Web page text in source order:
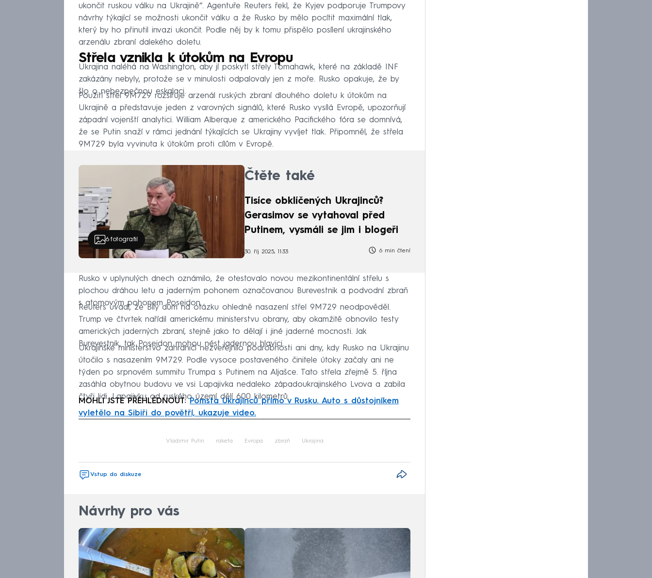
ukončit ruskou válku na Ukrajině“. Agentuře Reuters řekl, že Kyjev podporuje Trumpovy
návrhy týkající se možnosti ukončit válku a že Rusko by mělo pocítit maximální tlak,
který by ho přinutil invazi ukončit. Podle něj by k tomu přispělo posílení ukrajinského
arzenálu zbraní dalekého doletu.
Střela vznikla k útokům na Evropu
Ukrajina naléhá na Washington, aby jí poskytl střely Tomahawk, které na základě INF
zakázány nebyly, protože se v minulosti odpalovaly jen z moře. Rusko opakuje, že by
šlo o nebezpečnou eskalaci.
Použití střel 9M729 rozšiřuje arzenál ruských zbraní dlouhého doletu k útokům na
Ukrajině a představuje jeden z varovných signálů, které Rusko vysílá Evropě, upozorňují
západní vojenští analytici. William Alberque z amerického Pacifického fóra se domnívá,
že se Putin snaží v rámci jednání týkajících se Ukrajiny vyvíjet tlak. Připomněl, že střela
9M729 byla vyvinuta k útokům proti cílům v Evropě.
6fotografií
Čtěte také
Tisíce obklíčených Ukrajinců?
Gerasimov se vytahoval před
Putinem, vysmáli se jim i blogeři
30. říj 2025, 11:33 6 min čtení
Rusko v uplynulých dnech oznámilo, že otestovalo novou mezikontinentální střelu s
plochou dráhou letu a jaderným pohonem označovanou Burevestnik a podvodní zbraň
s atomovým pohonem Poseidon.
Reuters uvádí, že Bílý dům na otázku ohledně nasazení střel 9M729 neodpověděl.
Trump ve čtvrtek nařídil americkému ministerstvu obrany, aby okamžitě obnovilo testy
amerických jaderných zbraní, stejně jako to dělají i jiné jaderné mocnosti. Jak
Burevestnik, tak Poseidon mohou nést jadernou hlavici.
Ukrajinské ministerstvo zahraničí nezveřejnilo podrobnosti ani dny, kdy Rusko na Ukrajinu
útočilo s nasazením 9M729. Podle vysoce postaveného činitele útoky začaly ani ne
týden po srpnovém summitu Trumpa s Putinem na Aljašce. Tato střela zřejmě 5. října
zasáhla obytnou budovu ve vsi Lapajivka nedaleko západoukrajinského Lvova a zabila
čtyři lidi. Lapajivku od ruského území dělí 600 kilometrů.
MOHLI JSTE PŘEHLÉDNOUT:Pomsta Ukrajinců přímo v Rusku. Auto s důstojníkem
vyletělo na Sibiři do povětří, ukazuje video.
Vladimir Putin raketa Evropa zbraň Ukrajina
Vstup do diskuze
Návrhy pro vás